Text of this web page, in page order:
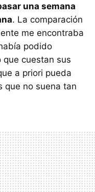
una semana
. La comparación
me encontraba
podido
cuestan sus
a priori pueda
que no suena tan